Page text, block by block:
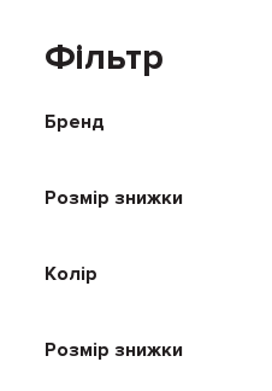
Фільтр
Бренд
Розмір знижки
Колір
Розмір знижки